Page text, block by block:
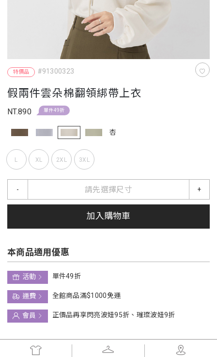
特價品 #91300323
假兩件雲朵棉翻領綁帶上衣
NT.890 單件49折
杏
L XL 2XL 3XL
請先選擇尺寸
- +
加入購物車
本商品適用優惠
活動
單件49折
運費
全館商品滿$1000免運
會員
正價品再享閃亮波妞95折、璀璨波妞9折